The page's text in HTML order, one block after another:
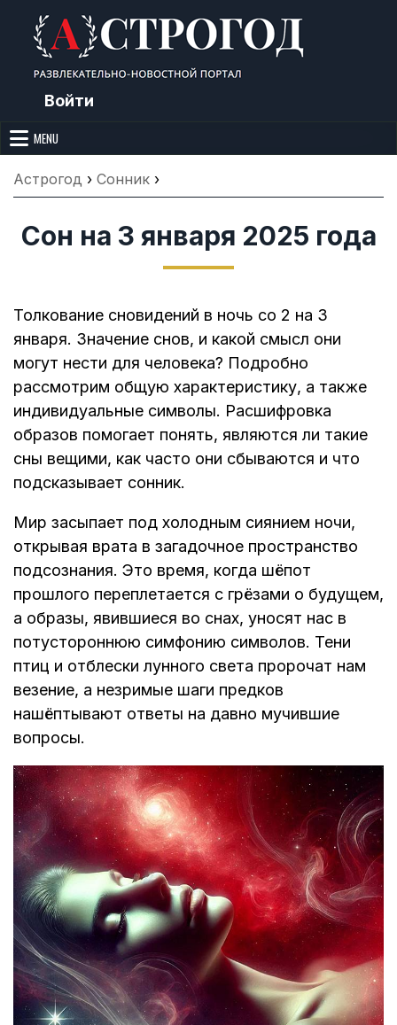
content
Войти
Астрогод: Праздники сегодня,
Лунный календарь, Приметы,
Что нельзя делать, Гороскопы и
Сонник
приметы, точный гороскоп и толкование снов. Читайте, что можно и
MENU
Астрогод › Сонник ›
Сон на 3 января 2025 года
Толкование сновидений в ночь со 2 на 3
января. Значение снов, и какой смысл они
могут нести для человека? Подробно
рассмотрим общую характеристику, а также
индивидуальные символы. Расшифровка
образов помогает понять, являются ли такие
сны вещими, как часто они сбываются и что
подсказывает сонник.
Мир засыпает под холодным сиянием ночи,
открывая врата в загадочное пространство
подсознания. Это время, когда шёпот
прошлого переплетается с грёзами о будущем,
а образы, явившиеся во снах, уносят нас в
потустороннюю симфонию символов. Тени
птиц и отблески лунного света пророчат нам
везение, а незримые шаги предков
нашёптывают ответы на давно мучившие
вопросы.